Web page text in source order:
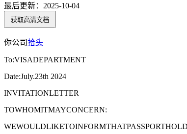
最后更新： 2025-10-04
获取高清文档
你公司拾头
To:VISADEPARTMENT
Date:July.23th 2024
INVITATIONLETTER
TOWHOMITMAYCONCERN: